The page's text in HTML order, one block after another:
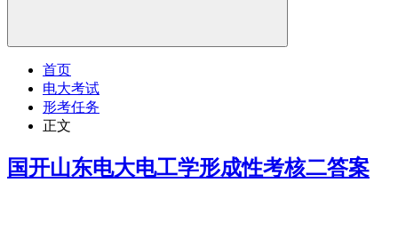
首页
电大考试
形考任务
正文
国开山东电大电工学形成性考核二答案